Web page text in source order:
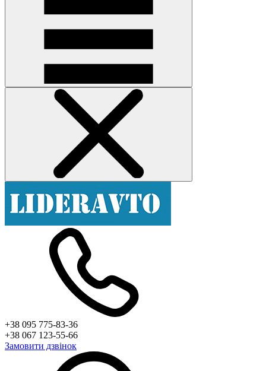
+38 095 775-83-36
+38 067 123-55-66
Замовити дзвінок